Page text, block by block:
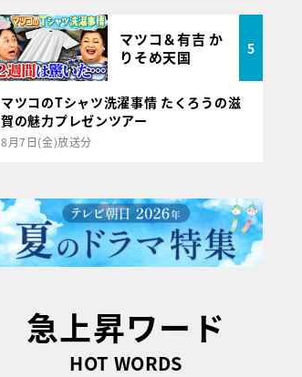
マツコ＆有吉 か
りそめ天国
5
マツコのTシャツ洗濯事情 たくろうの滋
賀の魅力プレゼンツアー
8月7日(金)放送分
急上昇ワード
HOT WORDS